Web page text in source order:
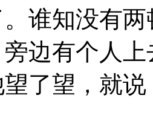
谁知没有
边有个人
了望，就